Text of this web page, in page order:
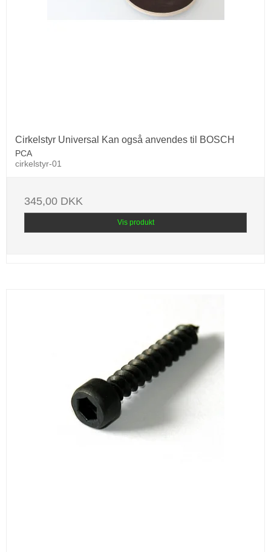
Cirkelstyr Universal Kan også anvendes til BOSCH
PCA
cirkelstyr-01
345,00 DKK
Vis produkt